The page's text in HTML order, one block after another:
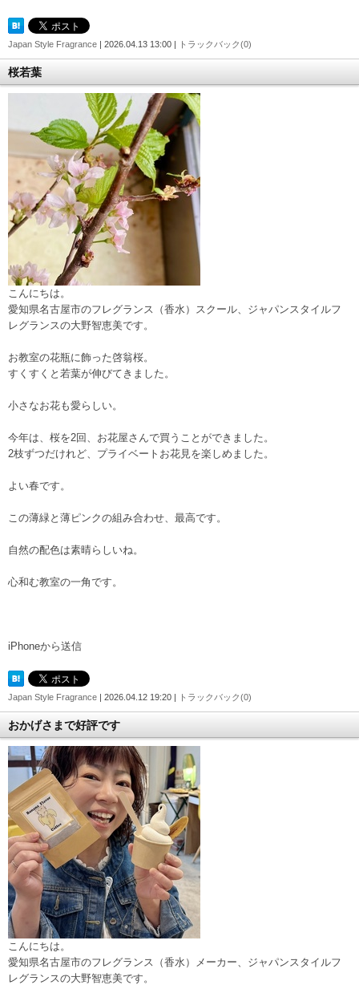
Japan Style Fragrance | 2026.04.13 13:00 | トラックバック(0)
桜若葉
こんにちは。
愛知県名古屋市のフレグランス（香水）スクール、ジャパンスタイルフ
レグランスの大野智恵美です。
お教室の花瓶に飾った啓翁桜。
すくすくと若葉が伸びてきました。
小さなお花も愛らしい。
今年は、桜を2回、お花屋さんで買うことができました。
2枝ずつだけれど、プライベートお花見を楽しめました。
よい春です。
この薄緑と薄ピンクの組み合わせ、最高です。
自然の配色は素晴らしいね。
心和む教室の一角です。
iPhoneから送信
Japan Style Fragrance | 2026.04.12 19:20 | トラックバック(0)
おかげさまで好評です
こんにちは。
愛知県名古屋市のフレグランス（香水）メーカー、ジャパンスタイルフ
レグランスの大野智恵美です。